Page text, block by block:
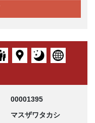
00001395
マスザワタカシ